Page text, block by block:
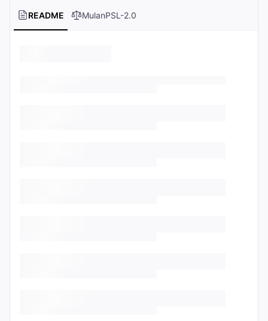
README MulanPSL-2.0